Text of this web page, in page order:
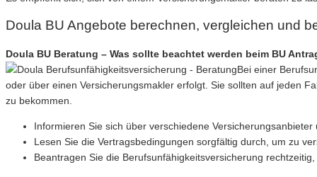
Doula BU Angebote berechnen, vergleichen und
Doula BU Beratung – Was sollte beachtet werden beim BU
Bei einer
oder über einen Versicherungsmakler erfolgt. Sie sollten auf jeden
zu bekommen.
Informieren Sie sich über verschiedene
Lesen Sie die Vertragsbedingungen sorgfältig durch, um zu
Beantragen Sie die Berufsunfähigkeitsversicherung